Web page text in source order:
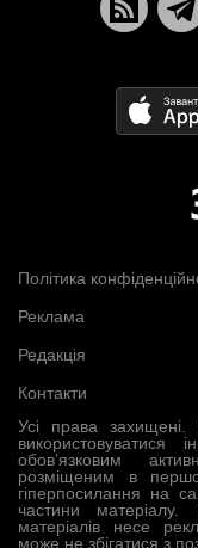
Усі права
використовуватися
обов’язковим
розміщеним в
гіперпосилання на
частини матеріалу.
матеріалів несе
може не збігатися з
Політика
Реклама
Редакція
Контакти